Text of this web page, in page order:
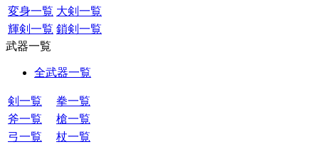
変身一覧 大剣一覧
輝剣一覧 鎖剣一覧
武器一覧
全武器一覧
剣一覧
拳一覧
斧一覧
槍一覧
弓一覧
杖一覧